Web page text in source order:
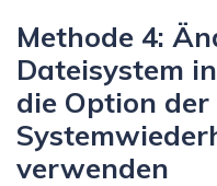
Methode 4:
Dateisystem
die Option der
verwenden